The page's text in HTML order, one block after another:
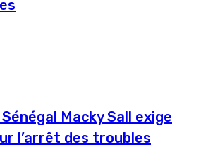
Macky Sall exige
l’arrêt des troubles